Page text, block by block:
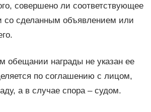
совершено ли соответствующее
со сделанным объявлением или
обещании награды не указан ее
по соглашению с лицом,
а в случае спора – судом.